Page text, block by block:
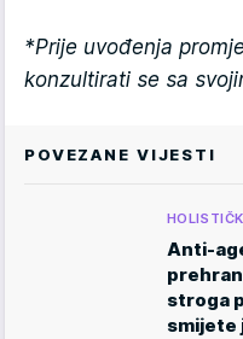
*Prije uvođenja
konzultirati se sa
POVEZANE VIJESTI
Anti-
stroga
smijete